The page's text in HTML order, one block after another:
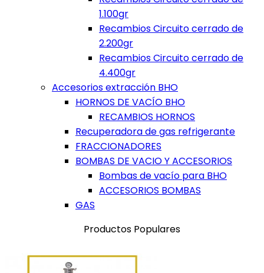
1.100gr
Recambios Circuito cerrado de
2.200gr
Recambios Circuito cerrado de
4.400gr
Accesorios extracción BHO
HORNOS DE VACÍO BHO
RECAMBIOS HORNOS
Recuperadora de gas refrigerante
FRACCIONADORES
BOMBAS DE VACIO Y ACCESORIOS
Bombas de vacío para BHO
ACCESORIOS BOMBAS
GAS
Productos Populares